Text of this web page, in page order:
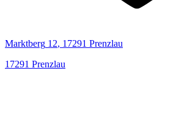
Marktberg 12, 17291 Prenzlau
17291 Prenzlau